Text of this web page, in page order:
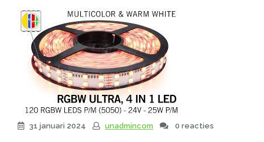
31 januari 2024 unadmincom 0 reacties